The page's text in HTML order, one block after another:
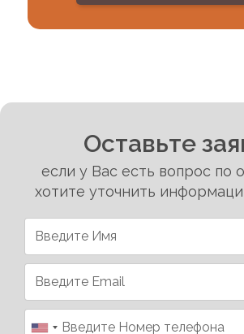
Оставьте
если у Вас есть вопрос по
хотите уточнить